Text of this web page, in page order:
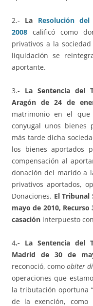
2.- La Resolución
2008 calificó como
privativos a la
liquidación se
aportante.
3.- La Sentencia del
Aragón de 24 de
matrimonio en el
conyugal unos bienes
más tarde dicha
los bienes aportados
compensación al
donación del marido a
privativos aportados,
Donaciones. El Tribunal
mayo de 2010,
casación interpuesto
4.- La Sentencia del
Madrid de 30 de
reconoció, comoobiter
operaciones que
la tributación oportuna
de la exención,